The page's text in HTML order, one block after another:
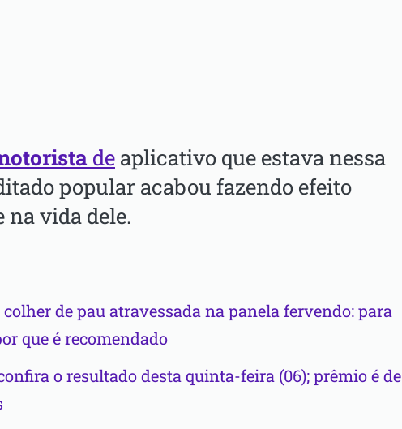
de aplicativo que estava nessa
popular acabou fazendo efeito
vida dele.
de pau atravessada na panela fervendo: para
que é recomendado
o resultado desta quinta-feira (06); prêmio é de